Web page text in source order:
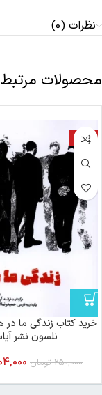
نظرات (0)
محصولات مرتبط
-18%
خرید کتاب زندگی ما در
نلسون نشر
250,000 تومان